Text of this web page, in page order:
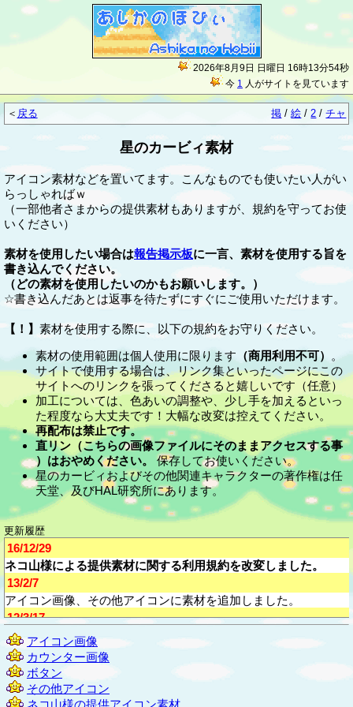
2026年8月9日 日曜日 16時13分54秒
今 1 人がサイトを見ています
＜ 戻る 掲 /絵 /2 /チャ
星のカービィ素材
アイコン素材などを置いてます。こんなものでも使いたい人がい
らっしゃればｗ
（一部他者さまからの提供素材もありますが、規約を守ってお使
いください）
素材を使用したい場合は報告掲示板に一言、素材を使用する旨を
書き込んでください。
（どの素材を使用したいのかもお願いします。）
☆書き込んだあとは返事を待たずにすぐにご使用いただけます。
【！】 素材を使用する際に、以下の規約をお守りください。
素材の使用範囲は個人使用に限ります （商用利用不可）
。
サイトで使用する場合は、リンク集といったページにこの
サイトへのリンクを張ってくださると嬉しいです（任意）
加工については、色あいの調整や、少し手を加えるといっ
た程度なら大丈夫です！大幅な改変は控えてください。
再配布は禁止です。
直リン（こちらの画像ファイルにそのままアクセスする事
）はおやめください。
保存してお使いください。
星のカービィおよびその他関連キャラクターの著作権は任
天堂、及びHAL研究所にあります。
更新履歴
16/12/29
ネコ山様による提供素材に関する利用規約を改変しました。
13/2/7
アイコン画像、その他アイコンに素材を追加しました。
12/3/17
ネコ山様による提供素材の一部を差し替えました。
12/3/4
ネコ山様による提供素材に関する利用規約を改変しました。
12/1/31
アイコン画像
カウンター画像
ボタン
その他アイコン